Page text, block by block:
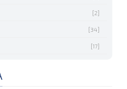
[2]
[34]
[17]